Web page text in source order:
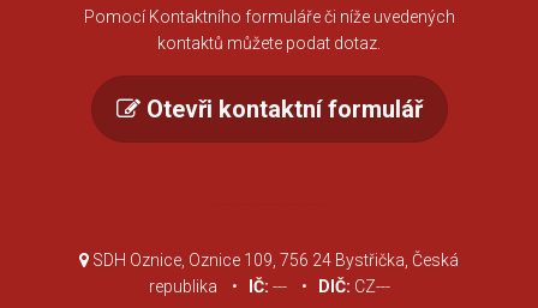
Pomocí Kontaktního formuláře či níže uvedených
kontaktů můžete podat dotaz.
Otevři kontaktní formulář
SDH Oznice, Oznice 109, 756 24 Bystřička, Česká
republika •
IČ: --- • DIČ: CZ---